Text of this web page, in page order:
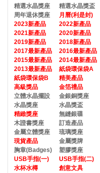
精選水晶獎座
精選水晶獎盃
周年退休獎座
月曆(利是封)
2023新產品
2022新產品
2021新產品
2020新產品
2019新產品
2018新產品
2017最新產品
2016最新產品
2015最新產品
2014最新產品
2013最新產品
紙袋環保袋A
紙袋環保袋B
精美產品
高級獎品
金箔禮品
立體水晶擺設
金銀銅獎座
水晶獎座
水晶獎盃
精緻獎座
無縫銀碟
木證書獎座
訂造產品
金屬立體獎座
琉璃獎座
現貨產品
金屬獎牌
胸章(Badges)
塑膠獎座
USB手指(一)
USB手指(二)
水杯水樽
創意文具